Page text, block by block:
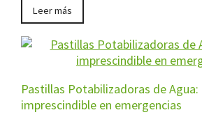
Leer más
Pastillas Potabilizadoras de Agua:
imprescindible en emergencias